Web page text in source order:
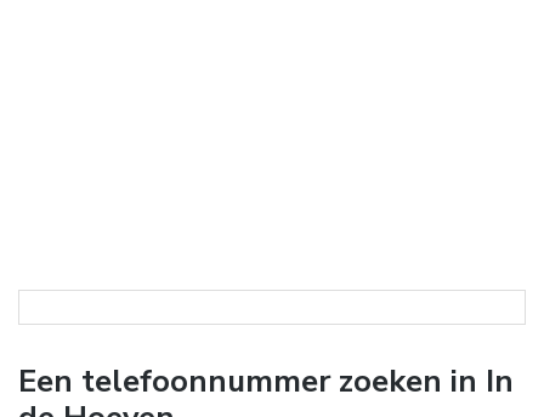
Een telefoonnummer zoeken in In